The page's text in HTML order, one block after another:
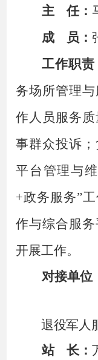
主
任：
成
员：
工作职责
务场所管理
作人员服务
事群众投诉
平台管理与
+政务服务”
作与综合服
开展工作。
对接单位
退役军人
站
长：